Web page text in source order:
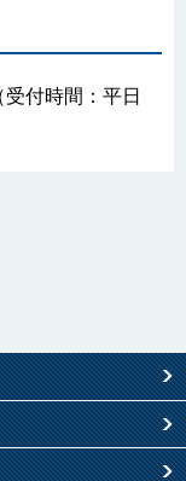
付時間：平日